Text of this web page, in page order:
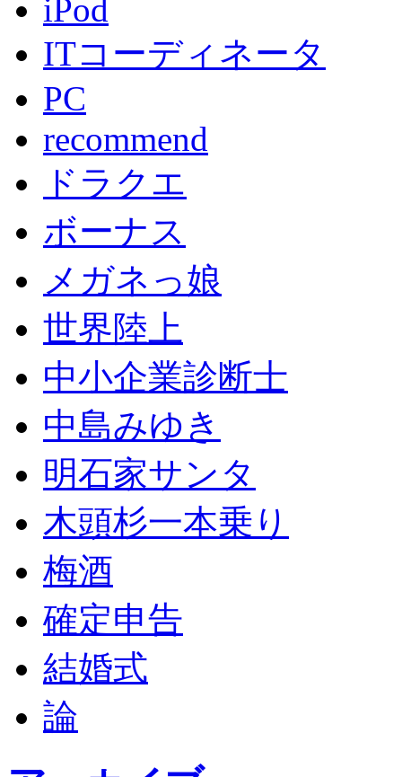
iPod
ITコーディネータ
PC
recommend
ドラクエ
ボーナス
メガネっ娘
世界陸上
中小企業診断士
中島みゆき
明石家サンタ
木頭杉一本乗り
梅酒
確定申告
結婚式
論